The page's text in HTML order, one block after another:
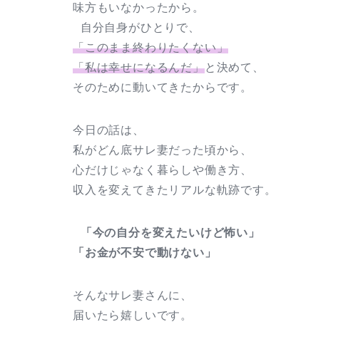
味方もいなかったから。
自分自身がひとりで、
「このまま終わりたくない」
「私は幸せになるんだ」と決めて、
そのために動いてきたからです。
今日の話は、
私がどん底サレ妻だった頃から、
心だけじゃなく暮らしや働き方、
収入を変えてきたリアルな軌跡です。
「今の自分を変えたいけど怖い」
「お金が不安で動けない」
そんなサレ妻さんに、
届いたら嬉しいです。